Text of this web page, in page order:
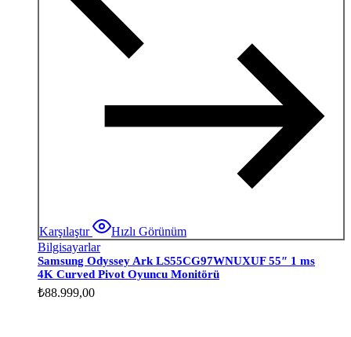
Karşılaştır
Hızlı Görünüm
Bilgisayarlar
Samsung Odyssey Ark LS55CG97WNUXUF 55″ 1 ms
4K Curved Pivot Oyuncu Monitörü
₺88.999,00